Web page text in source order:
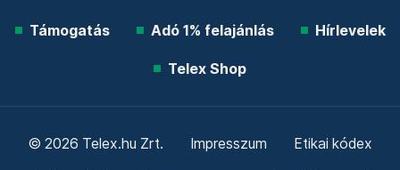
Támogatás Adó 1% felajánlás Hírlevelek
Telex Shop
© 2026 Telex.hu Zrt. Impresszum Etikai kódex